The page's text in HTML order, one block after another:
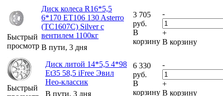
Быстрый
просмотр
Диск колеса R16*5,5
6*170 ET106 130 Asterro
(ТС1607С) Silver с
вентилем 1100кг
В пути, 3 дня
3 705
руб.
В
корзину
-
+
В корзину
Быстрый
Диск литой 14*5,5 4*98
Et35 58,5 iFree Эвил
Нео-классик
В пути, 3 дня
6 330
руб.
В
корзину
-
+
В корзину